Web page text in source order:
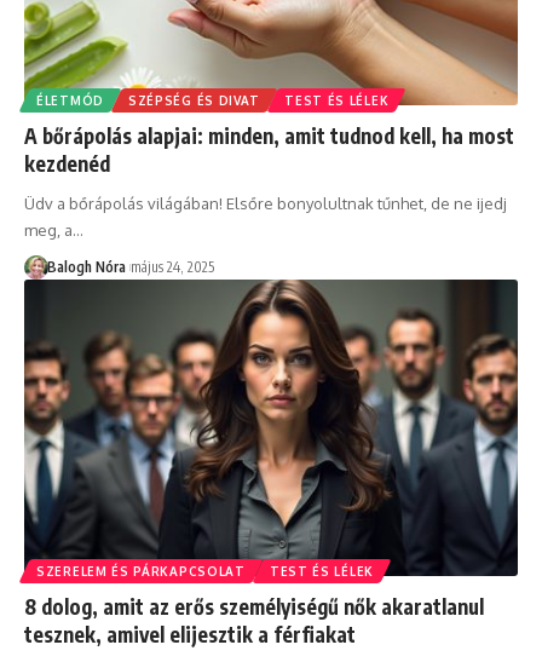
ÉLETMÓD SZÉPSÉG ÉS DIVAT TEST ÉS LÉLEK
A bőrápolás alapjai: minden, amit tudnod kell, ha most
kezdenéd
Üdv a bőrápolás világában! Elsőre bonyolultnak tűnhet, de ne ijedj
meg, a…
Balogh Nóra május 24, 2025
SZERELEM ÉS PÁRKAPCSOLAT TEST ÉS LÉLEK
8 dolog, amit az erős személyiségű nők akaratlanul
tesznek, amivel elijesztik a férfiakat